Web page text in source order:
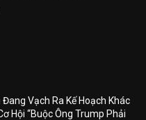
Đang Vạch Ra Kế Hoạch Khác
Hội “Buộc Ông Trump Phải